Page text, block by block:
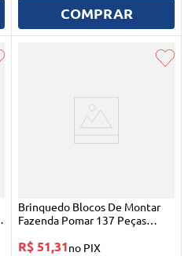
COMPRAR
Brinquedo Blocos De Montar
Fazenda Pomar 137 Peças
R$ 51,31no PIX